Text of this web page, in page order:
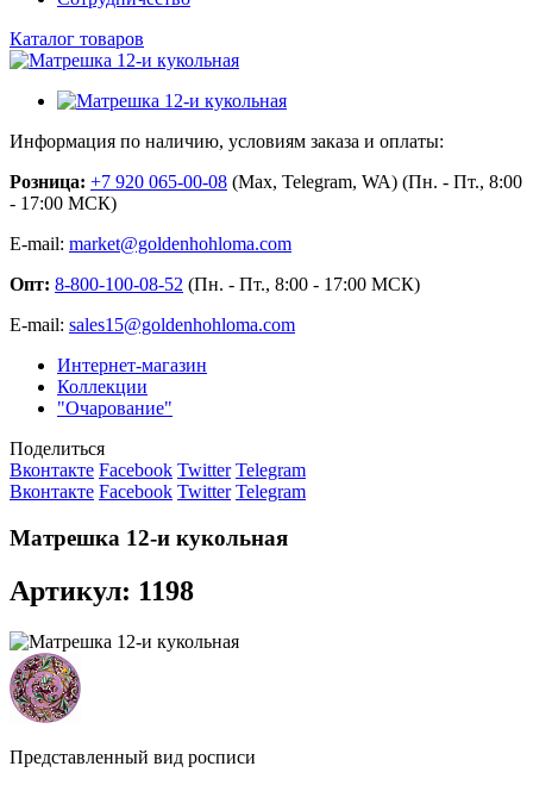
Каталог товаров
Информация по наличию, условиям заказа и оплаты:
Розница: +7 920 065-00-08 (Max, Telegram, WA) (Пн. - Пт., 8:00
- 17:00 МСК)
E-mail: market@goldenhohloma.com
Опт: 8-800-100-08-52 (Пн. - Пт., 8:00 - 17:00 МСК)
E-mail: sales15@goldenhohloma.com
Интернет-магазин
Коллекции
"Очарование"
Поделиться
Вконтакте Facebook Twitter Telegram
Вконтакте Facebook Twitter Telegram
Матрешка 12-и кукольная
Артикул: 1198
Представленный вид росписи